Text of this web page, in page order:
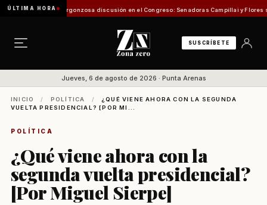
ÚLTIMA HORA
Pesca Vergonzosa discusión en el Congreso: Senadoras Campillai y Flores se
SUSCRÍBETE
Jueves, 6 de agosto de 2026 · Punta Arenas
INICIO / POLÍTICA /
¿QUÉ VIENE AHORA CON LA SEGUNDA
VUELTA PRESIDENCIAL? [POR MI...
POLÍTICA
¿Qué viene ahora con la
segunda vuelta presidencial?
[Por Miguel Sierpe]